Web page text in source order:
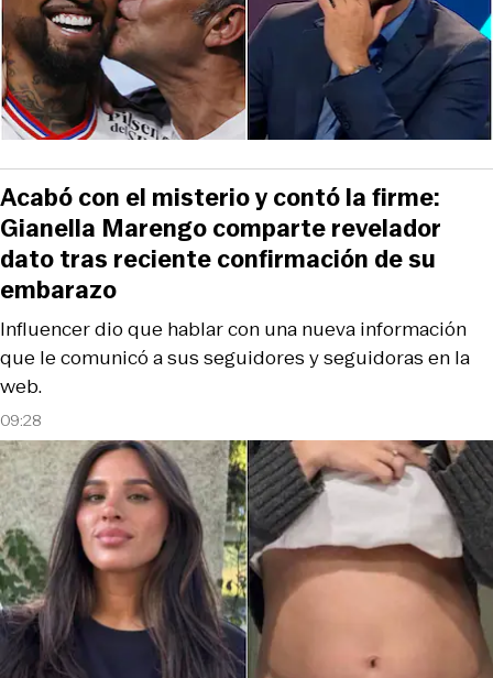
09:28
Influencer dio que hablar con una nueva información
que le comunicó a sus seguidores y seguidoras en la
web.
Acabó con el misterio y contó la firme:
Gianella Marengo comparte revelador
dato tras reciente confirmación de su
embarazo